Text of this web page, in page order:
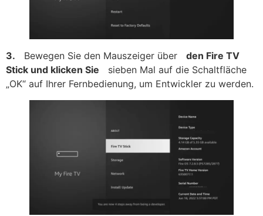
3. Bewegen Sie den Mauszeiger über den Fire TV
Stick und klicken Sie sieben Mal auf die Schaltfläche
„OK“ auf Ihrer Fernbedienung, um Entwickler zu werden.